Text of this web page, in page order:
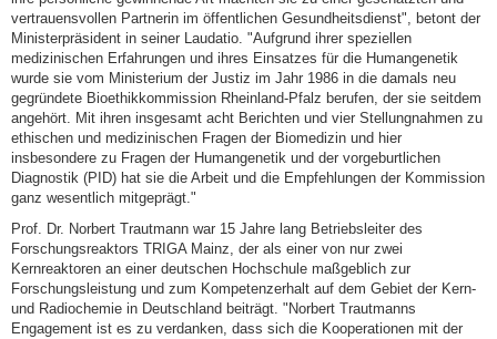
vertrauensvollen Partnerin im öffentlichen Gesundheitsdienst", betont der
Ministerpräsident in seiner Laudatio. "Aufgrund ihrer speziellen
medizinischen Erfahrungen und ihres Einsatzes für die Humangenetik
wurde sie vom Ministerium der Justiz im Jahr 1986 in die damals neu
gegründete Bioethikkommission Rheinland-Pfalz berufen, der sie seitdem
angehört. Mit ihren insgesamt acht Berichten und vier Stellungnahmen zu
ethischen und medizinischen Fragen der Biomedizin und hier
insbesondere zu Fragen der Humangenetik und der vorgeburtlichen
Diagnostik (PID) hat sie die Arbeit und die Empfehlungen der Kommission
ganz wesentlich mitgeprägt."
Prof. Dr. Norbert Trautmann war 15 Jahre lang Betriebsleiter des
Forschungsreaktors TRIGA Mainz, der als einer von nur zwei
Kernreaktoren an einer deutschen Hochschule maßgeblich zur
Forschungsleistung und zum Kompetenzerhalt auf dem Gebiet der Kern-
und Radiochemie in Deutschland beiträgt. "Norbert Trautmanns
Engagement ist es zu verdanken, dass sich die Kooperationen mit der